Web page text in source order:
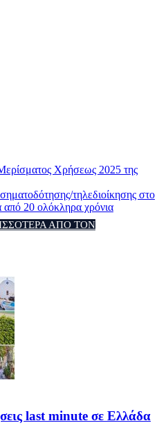
Χρήσεως 2025 της
τηλεδιοίκησης στο
20 ολόκληρα χρόνια
ΑΠΟ ΤΟΝ
last minute σε Ελλάδα